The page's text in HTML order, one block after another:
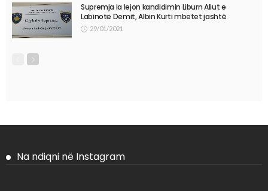
Supremja ia lejon kandidimin Liburn Aliut e
Labinotë Demit, Albin Kurti mbetet jashtë
29/01/2021
Na ndiqni në Instagram